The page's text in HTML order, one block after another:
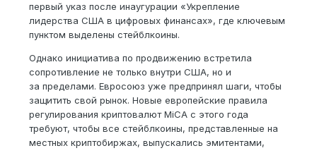
первый указ после инаугурации «Укрепление
лидерства США в цифровых финансах», где ключевым
пунктом выделены стейблкоины.
Однако инициатива по продвижению встретила
сопротивление не только внутри США, но и
за пределами. Евросоюз уже предпринял шаги, чтобы
защитить свой рынок. Новые европейские правила
регулирования криптовалют MiCA с этого года
требуют, чтобы все стейблкоины, представленные на
местных криптобиржах, выпускались эмитентами,